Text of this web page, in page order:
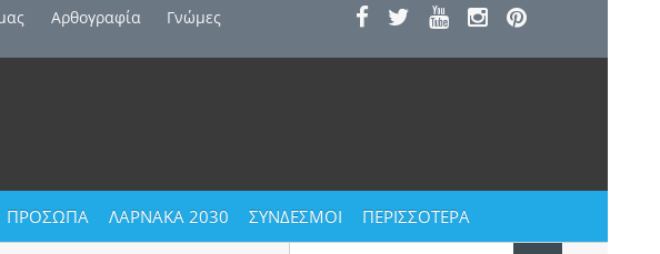
Αρθογραφία
Γνώμες
ΠΡΟΣΩΠΑ ΛΑΡΝΑΚΑ 2030 ΣΥΝΔΕΣΜΟΙ ΠΕΡΙΣΣΟΤΕΡΑ